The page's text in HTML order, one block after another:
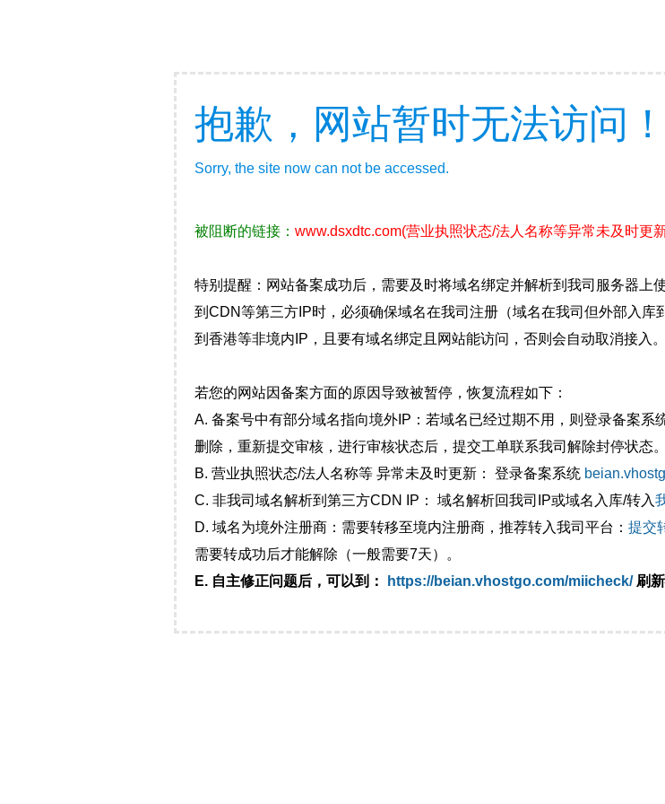
抱歉，网站暂时无法访问！
Sorry, the site now can not be accessed.
被阻断的链接： www.dsxdtc.com(营业执照状态/法人名称等异常未及时更
特别提醒：网站备案成功后，需要及时将域名绑定并解析到我司服务器上
到CDN等第三方IP时，必须确保域名在我司注册（域名在我司但外部入
到香港等非境内IP，且要有域名绑定且网站能访问，否则会自动取消接入
若您的网站因备案方面的原因导致被暂停，恢复流程如下：
A. 备案号中有部分域名指向境外IP：若域名已经过期不用，则登录备案系
删除，重新提交审核，进行审核状态后，提交工单联系我司解除封停状态
B. 营业执照状态/法人名称等 异常未及时更新： 登录备案系统
C. 非我司域名解析到第三方CDN IP： 域名解析回我司IP或域名入库/转入
D. 域名为境外注册商：需要转移至境内注册商，推荐转入我司平台： 提交
需要转成功后才能解除（一般需要7天）。
E. 自主修正问题后，可以到：
https://beian.vhostgo.com/miicheck/刷新